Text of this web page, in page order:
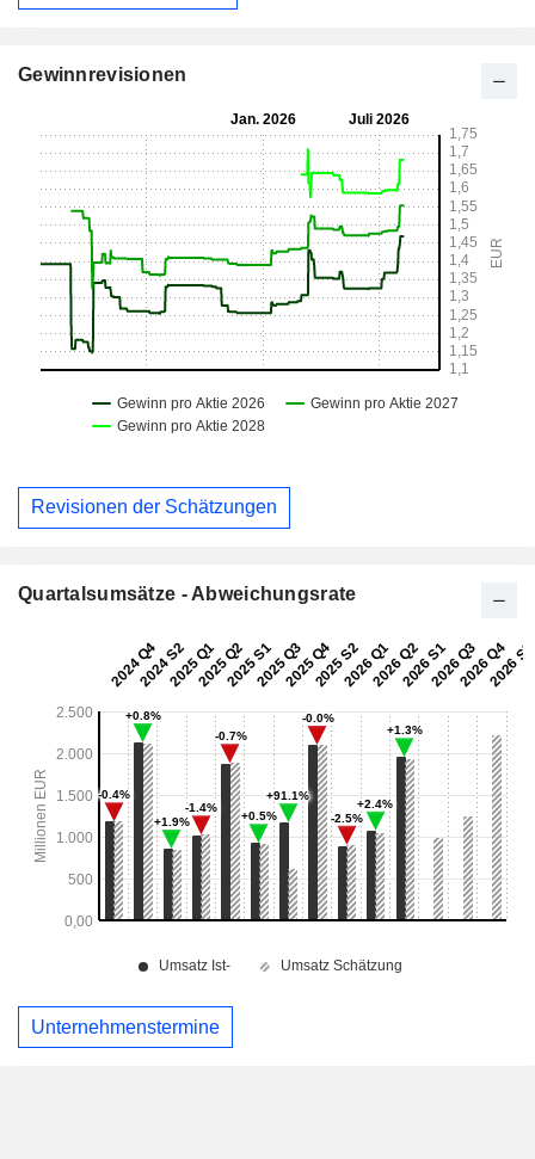
Gewinnrevisionen
Revisionen der Schätzungen
Quartalsumsätze - Abweichungsrate
Unternehmenstermine